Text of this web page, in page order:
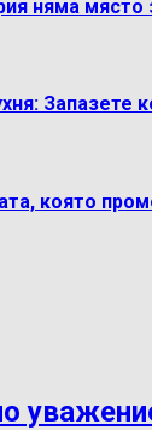
няма място
Запазете
която